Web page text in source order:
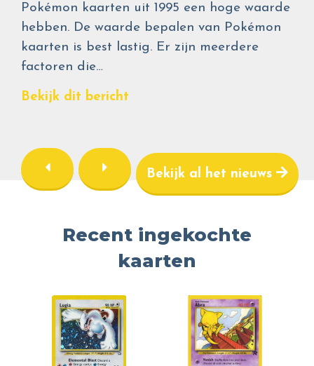
Pokémon kaarten uit 1995 een hoge waarde
hebben. De waarde bepalen van Pokémon
kaarten is best lastig. Er zijn meerdere
factoren die…
Bekijk dit bericht
Bekijk al het nieuws
Recent ingekochte
kaarten